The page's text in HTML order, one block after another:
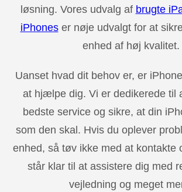
løsning. Vores udvalg af brugte
iPhoneser nøje udvalgt for at
enhed af høj kvalitet.
Uanset hvad dit behov er, er
at hjælpe dig. Vi er dedikerede til
bedste service og sikre, at din
som den skal. Hvis du oplever
enhed, så tøv ikke med at kontakte
står klar til at assistere dig med
vejledning og meget